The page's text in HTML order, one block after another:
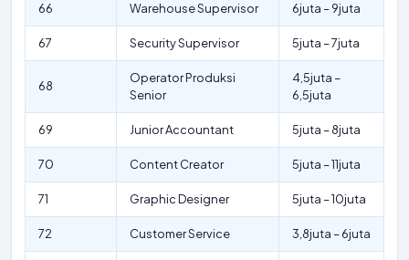
66 Warehouse Supervisor 6juta – 9juta
67 Security Supervisor 5juta – 7juta
68
Operator Produksi
Senior
4,5juta –
6,5juta
69 Junior Accountant 5juta – 8juta
70 Content Creator 5juta – 11juta
71 Graphic Designer 5juta – 10juta
72 Customer Service 3,8juta – 6juta